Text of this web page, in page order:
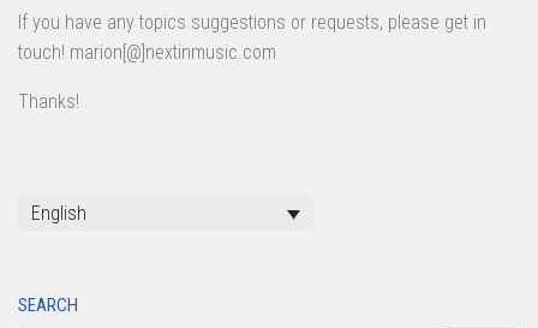
If you have any topics suggestions or requests, please get in
touch! marion[@]nextinmusic.com
Thanks!
English
SEARCH